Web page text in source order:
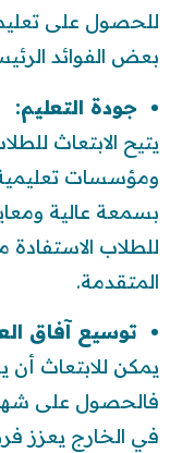
للحصول على
بعض الفوائد
جودة التعليم:
يتيح الابتعاث
ومؤسسات
بسمعة عالية
للطلاب الاستفادة
المتقدمة.
توسيع آفاق
يمكن للابتعاث
فالحصول على
في الخارج